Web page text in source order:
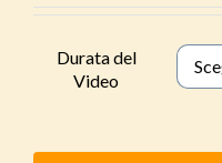
da
Durata del
Video